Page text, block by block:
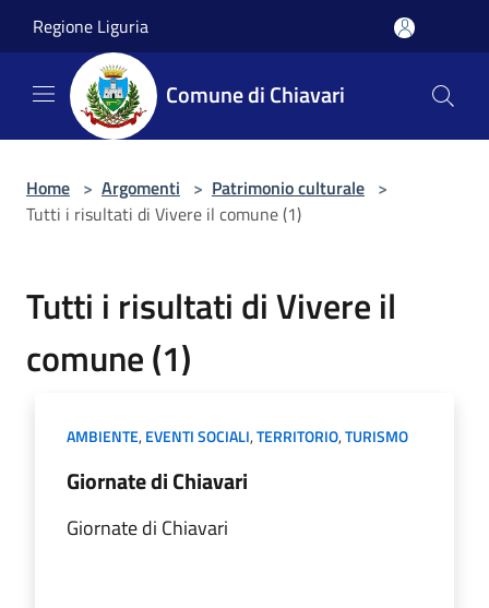
Regione Liguria
Comune di Chiavari
Home > Argomenti > Patrimonio culturale >
Tutti i risultati di Vivere il comune (1)
Tutti i risultati di Vivere il
comune (1)
AMBIENTE,EVENTI SOCIALI,TERRITORIO,TURISMO
Giornate di Chiavari
Giornate di Chiavari